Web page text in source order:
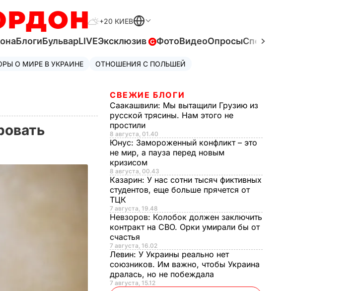
+20 КИЕВ
БлогиБульварLIVEЭксклюзив ФотоВидеоОпросыСпецпроекты
О МИРЕ В УКРАИНЕ ОТНОШЕНИЯ С ПОЛЬШЕЙ
СВЕЖИЕ БЛОГИ
Саакашвили: Мы вытащили Грузию из
русской трясины. Нам этого не
простили
8 августа, 01.40
Юнус: Замороженный конфликт – это
не мир, а пауза перед новым
кризисом
8 августа, 00.43
Казарин: У нас сотни тысяч фиктивных
студентов, еще больше прячется от
ТЦК
7 августа, 19.48
Невзоров: Колобок должен заключить
контракт на СВО. Орки умирали бы от
счастья
7 августа, 16.02
Левин: У Украины реально нет
союзников. Им важно, чтобы Украина
дралась, но не побеждала
7 августа, 15.12